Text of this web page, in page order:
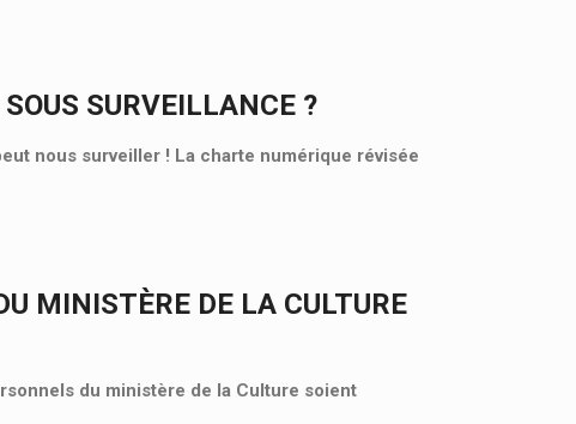
SURVEILLANCE ?
nous surveiller ! La charte numérique révisée
MINISTÈRE DE LA CULTURE
du ministère de la Culture soient